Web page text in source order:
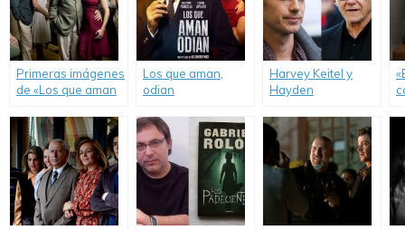
Primeras imágenes
de «Los que aman
Los que aman,
odian
Harvey Keitel y
Hayden
a la Argentina.